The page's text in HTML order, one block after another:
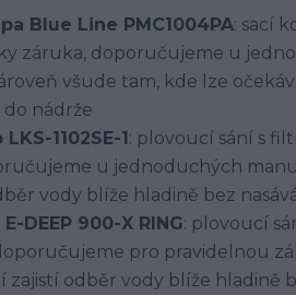
Blue Line PMC1004PA: sací
záruka, doporučujeme u
všude tam, kde lze
nádrže
1102SE-1: plovoucí sání s
u jednoduchých
vody blíže hladině bez
DEEP 900-X RING: plovoucí
pro pravidelnou
zajistí odběr vody blíže hladině